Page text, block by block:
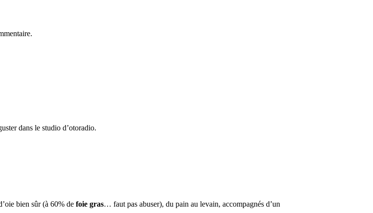
dans le studio d’otoradio.
bien sûr (à 60% de foie gras… faut pas abuser), du pain au levain, accompagnés d’un